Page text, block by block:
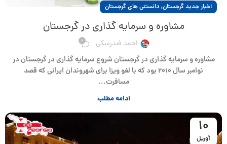
اخبار جدید گرجستان, دانستنی های گرجستان
مشاوره و سرمایه گذاری در گرجستان
احمد فندرسکی 0
مشاوره و سرمایه گذاری در گرجستان شروع سرمایه گذاری در گرجستان در
نوامبر سال ۲۰۱۰ بود که با لغو ویزا برای شهروندان ایرانی که قصد
مسافرت...
ادامه مطلب
10
آوریل